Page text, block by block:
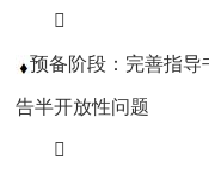

预备阶段：完善指导
告半开放性问题
